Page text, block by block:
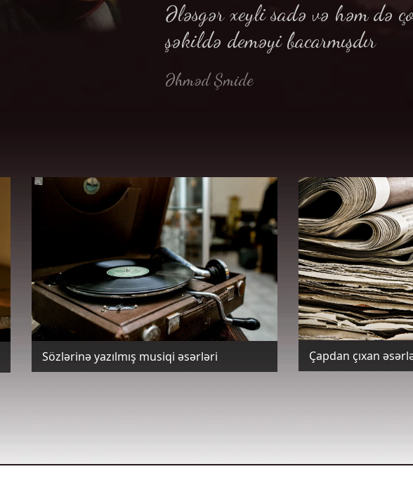
Ələsgər xeyli sadə və həm də
şəkildə deməyi bacarmışdır
Əhməd Şmide
Sözlərinə yazılmış musiqi əsərləri Çapdan çıxan